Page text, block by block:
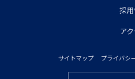
採
ア
サイトマップ プライバシ